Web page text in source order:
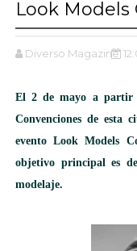
Look Models
Diverso Magazine
El 2 de mayo a partir
Convenciones de esta
evento Look Models
objetivo principal es
modelaje.